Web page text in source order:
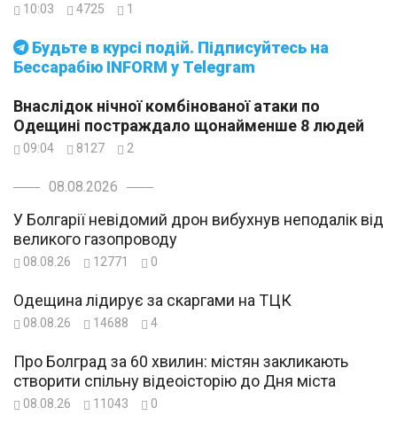
Будьте в курсі подій. Підписуйтесь на
Бессарабію INFORM у Telegram
10:03 4725 1
Внаслідок нічної комбінованої атаки по
Одещині постраждало щонайменше 8 людей
09:04 8127 2
08.08.2026
У Болгарії невідомий дрон вибухнув неподалік від
великого газопроводу
08.08.26 12771 0
Одещина лідирує за скаргами на ТЦК
08.08.26 14688 4
Про Болград за 60 хвилин: містян закликають
створити спільну відеоісторію до Дня міста
08.08.26 11043 0